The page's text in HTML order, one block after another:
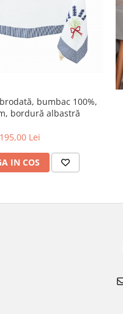
bumbac 100%,
bordură albastră
195,00 Lei
IN COS